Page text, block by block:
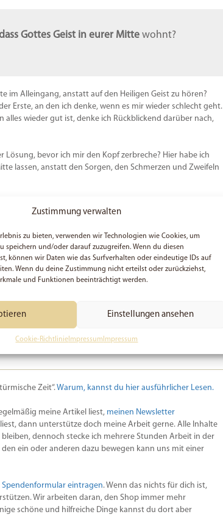
Zustimmung verwalten
zu bieten, verwenden wir Technologien wie Cookies, um
speichern und/oder darauf zuzugreifen. Wenn du diesen
können wir Daten wie das Surfverhalten oder eindeutige IDs auf
Wenn du deine Zustimmung nicht erteilst oder zurückziehst,
und Funktionen beeinträchtigt werden.
Einstellungen ansehen
Cookie-Richtlinie Impressum Impressum
Gottes Geist in eurer Mitte wohnt?
im Alleingang, anstatt auf den Heiligen Geist zu hören?
Erste, an den ich denke, wenn es mir wieder schlecht geht.
alles wieder gut ist, denke ich Rückblickend darüber nach,
bevor ich mir den Kopf zerbreche? Hier habe ich
lassen, anstatt den Sorgen, den Schmerzen und Zweifeln
was dahintersteckt? Dann fang an zu beten und frag
steckt!
Hals.
in meine Mitte zu stellen.
dieser Angelegenheit tun kann.
Zeit“.Warum, kannst du hier ausführlicher Lesen.
meine Artikel liest, meinen Newsletter
dann unterstütze doch meine Arbeit gerne. Alle Inhalte
dennoch stecke ich mehrere Stunden Arbeit in der
ein oder anderen dazu bewegen kann uns mit einer
Spendenformular eintragen. Wenn das nichts für dich ist,
Wir arbeiten daran, den Shop immer mehr
schöne und hilfreiche Dinge kannst du dort aber